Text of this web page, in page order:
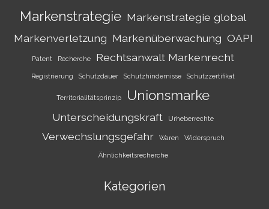
Markenstrategie Markenstrategie global
Markenverletzung Markenüberwachung OAPI
Patent Recherche Rechtsanwalt Markenrecht
Registrierung Schutzdauer Schutzhindernisse Schutzzertifikat
Territorialitätsprinzip Unionsmarke
Unterscheidungskraft Urheberrechte
Verwechslungsgefahr Waren Widerspruch
Ähnlichkeitsrecherche
Kategorien